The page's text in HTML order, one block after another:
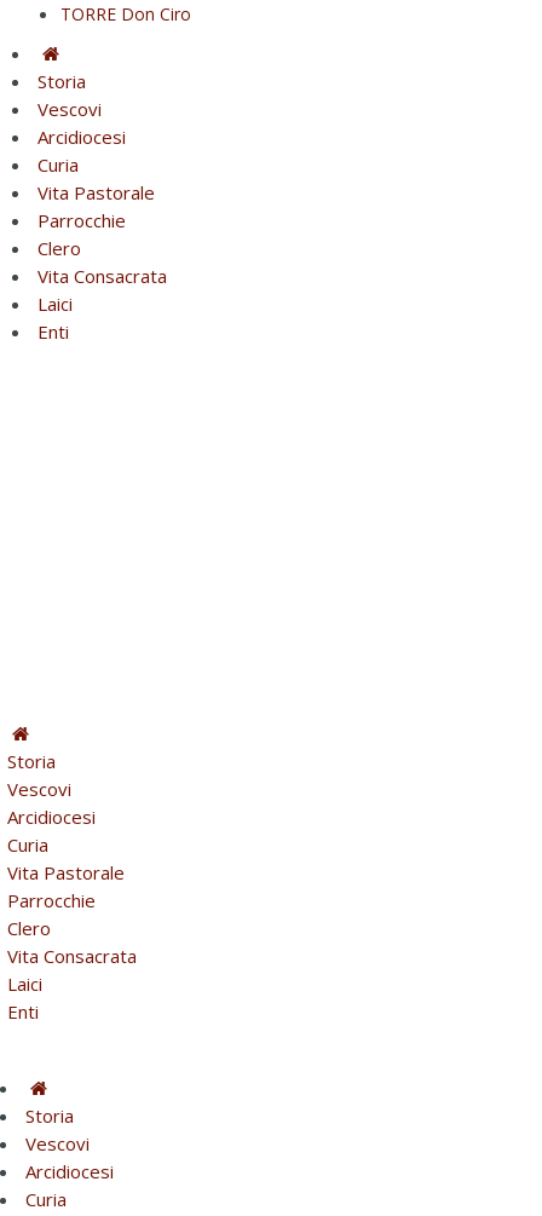
TORRE Don Ciro
Storia
Vescovi
Arcidiocesi
Curia
Vita Pastorale
Parrocchie
Clero
Vita Consacrata
Laici
Enti
Storia
Vescovi
Arcidiocesi
Curia
Vita Pastorale
Parrocchie
Clero
Vita Consacrata
Laici
Enti
Storia
Vescovi
Arcidiocesi
Curia